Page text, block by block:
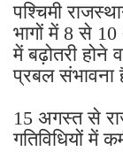
पश्चिमी
भागों में 8 से 10
में बढ़ोतरी होने
प्रबल संभावना
15 अगस्त से
गतिविधियों में